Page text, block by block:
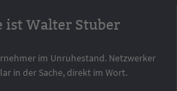
ist Walter Stuber
im Unruhestand. Netzwerker
in der Sache, direkt im Wort.